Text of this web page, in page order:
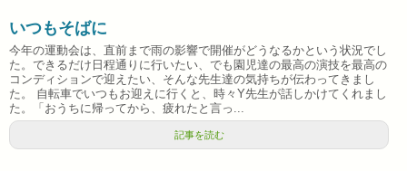
いつもそばに
今年の運動会は、直前まで雨の影響で開催がどうなるかという状況でし
た。できるだけ日程通りに行いたい、でも園児達の最高の演技を最高の
コンディションで迎えたい、そんな先生達の気持ちが伝わってきまし
た。 自転車でいつもお迎えに行くと、時々Y先生が話しかけてくれまし
た。「おうちに帰ってから、疲れたと言っ...
記事を読む